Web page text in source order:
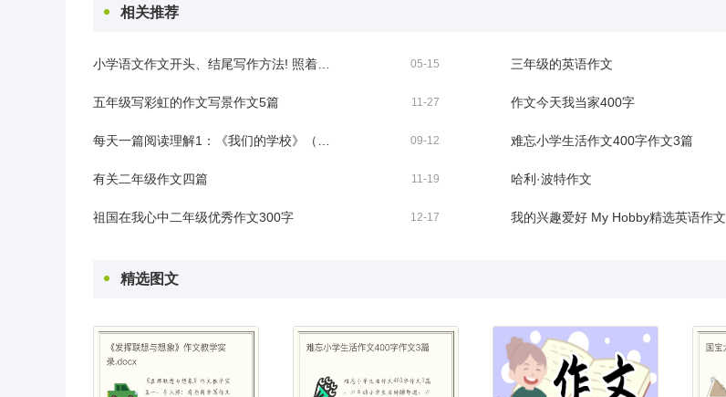
相关推荐
05-15 三年级的英语作文
五年级写彩虹的作文写景作文5篇 11-27 作文今天我当家400字
09-12 难忘小学生活作文400字作文3篇
有关二年级作文四篇 11-19 哈利·波特作文
祖国在我心中二年级优秀作文300字 12-17 我的兴趣爱好 My Hobby精选英语作文
精选图文